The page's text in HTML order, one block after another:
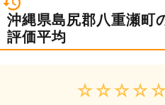
沖縄県島尻郡八重瀬町
評価平均